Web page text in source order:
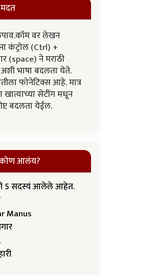
वर लेखन
कंट्रोल (Ctrl) +
(space) ने मराठी
अशी भाषा बदलता येते.
फोनेटिक्स आहे. मात्र
खात्याच्या सेटींग मधून
बदलता येईल.
आलंय?
5 सदस्यं आलेले आहेत.
Manus